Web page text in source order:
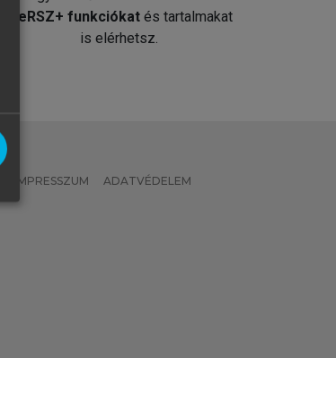
MeRSZ+ funkciókat és tartalmakat
is elérhetsz.
IMPRESSZUM ADATVÉDELEM